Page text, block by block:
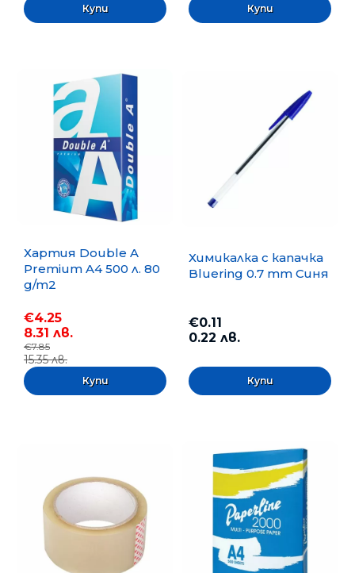
Хартия Double A
Premium A4 500 л. 80
g/m2
€4.25
8.31 лв.
€7.85
15.35 лв.
Химикалка с капачка
Bluering 0.7 mm Синя
€0.11
0.22 лв.